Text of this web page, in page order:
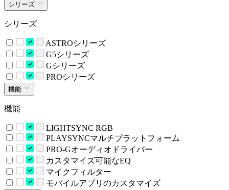
シリーズ
シリーズ
ASTROシリーズ
G5シリーズ
Gシリーズ
PROシリーズ
機能
機能
LIGHTSYNC RGB
PLAYSYNCマルチプラットフォーム
PRO-Gオーディオドライバー
カスタマイズ可能なEQ
マイクフィルター
モバイルアプリのカスタマイズ